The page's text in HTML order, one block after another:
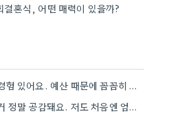
결혼식, 어떤 매력이 있을까?
저도 비슷한 경험 있어요. 예산 때문에 꼼꼼히 비교하려다 오히려 더 고민만 했거든요.
등급표 보는 거 정말 공감돼요. 저도 처음엔 엄청 꼼꼼하게 보다가, 결국 저희 상황과는 너무 동떨어져…